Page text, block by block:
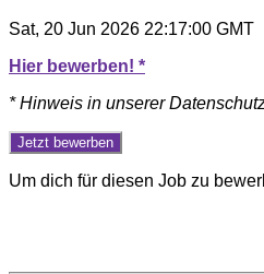
Sat, 20 Jun 2026 22:17:00 GMT
Hier bewerben! *
* Hinweis in unserer
Um dich für diesen Job zu